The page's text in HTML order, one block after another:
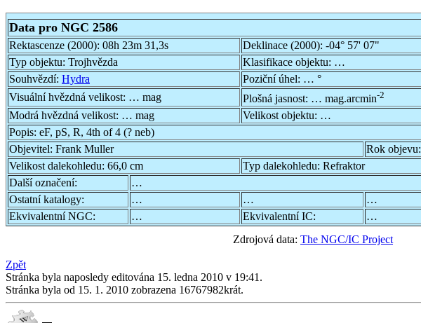
Data pro NGC 2586
Rektascenze (2000): 08h 23m 31,3s Deklinace (2000): -04° 57' 07"
Typ objektu: Trojhvězda Klasifikace objektu: …
Souhvězdí: Hydra Poziční úhel: … °
Visuální hvězdná velikost: … mag Plošná jasnost: … mag.arcmin-2
Modrá hvězdná velikost: … mag Velikost objektu: …
Popis: eF, pS, R, 4th of 4 (? neb)
Objevitel: Frank Muller Rok objevu:
Velikost dalekohledu: 66,0 cm Typ dalekohledu: Refraktor
Další označení:
…
Ostatní katalogy:
… …
…
Ekvivalentní NGC:
… Ekvivalentní IC:
…
Zdrojová data: The NGC/IC Project
Zpět
Stránka byla naposledy editována 15. ledna 2010 v 19:41.
Stránka byla od 15. 1. 2010 zobrazena 16767982krát.